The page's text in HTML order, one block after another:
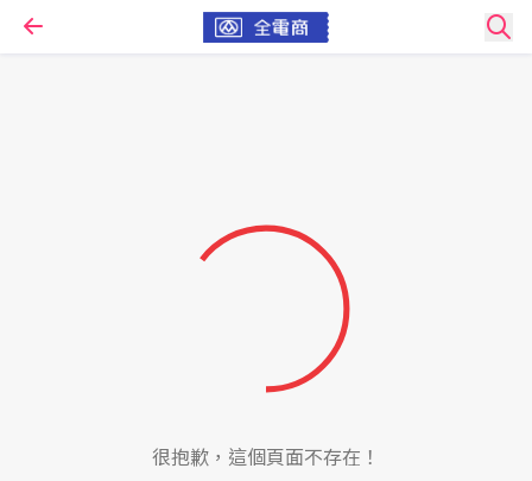
很抱歉，這個頁面不存在！